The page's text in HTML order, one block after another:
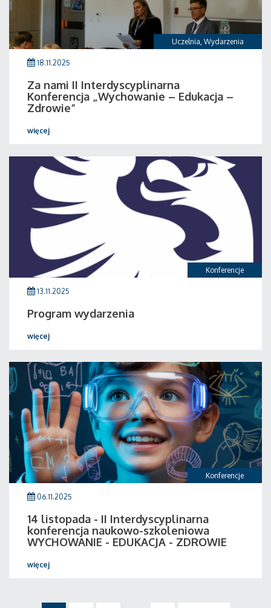
Uczelnia, Wydarzenia
18.11.2025
Za nami II Interdyscyplinarna
Konferencja „Wychowanie – Edukacja –
Zdrowie”
więcej
Konferencje
13.11.2025
Program wydarzenia
więcej
Konferencje
06.11.2025
14 listopada - II Interdyscyplinarna
konferencja naukowo-szkoleniowa
WYCHOWANIE - EDUKACJA - ZDROWIE
więcej